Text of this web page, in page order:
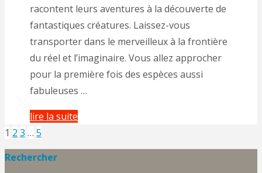
racontent leurs aventures à la découverte de
fantastiques créatures. Laissez-vous
transporter dans le merveilleux à la frontière
du réel et l’imaginaire. Vous allez approcher
pour la première fois des espèces aussi
fabuleuses …
lire la suite
et
Pagination
1 2 3 … 5
Rechercher